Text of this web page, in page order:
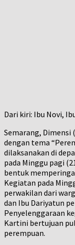
Dari kiri: Ibu Novi,
Semarang, Dimensi
dengan tema
dilaksanakan di
pada Minggu pagi
bentuk
Kegiatan pada
perwakilan dari
dan Ibu Dariyatun
Penyelenggaraan
Kartini bertujuan
perempuan.